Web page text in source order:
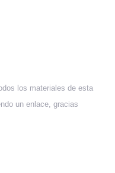
los materiales de esta
un enlace, gracias